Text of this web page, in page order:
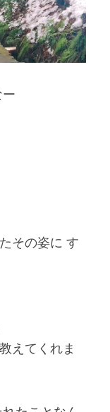
その姿に す
えてくれま